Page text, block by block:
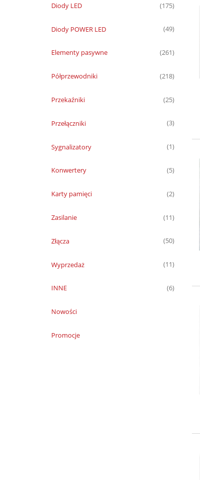
Diody LED (175)
Diody POWER LED (49)
Elementy pasywne (261)
Półprzewodniki (218)
Przekaźniki (25)
Przełączniki (3)
Sygnalizatory (1)
Konwertery (5)
Karty pamięci (2)
Zasilanie (11)
Złącza (50)
Wyprzedaż (11)
INNE (6)
Nowości
Promocje